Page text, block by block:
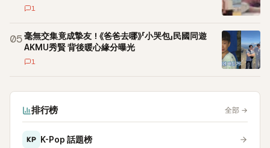
1
05毫無交集竟成摯友！《爸爸去哪》「小哭包」民國同遊
AKMU秀賢 背後暖心緣分曝光
1
排行榜 全部 →
KP K-Pop 話題榜